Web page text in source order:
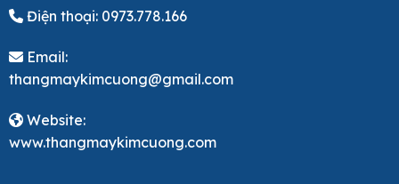
Điện thoại: 0973.778.166
Email:
thangmaykimcuong@gmail.com
Website:
www.thangmaykimcuong.com